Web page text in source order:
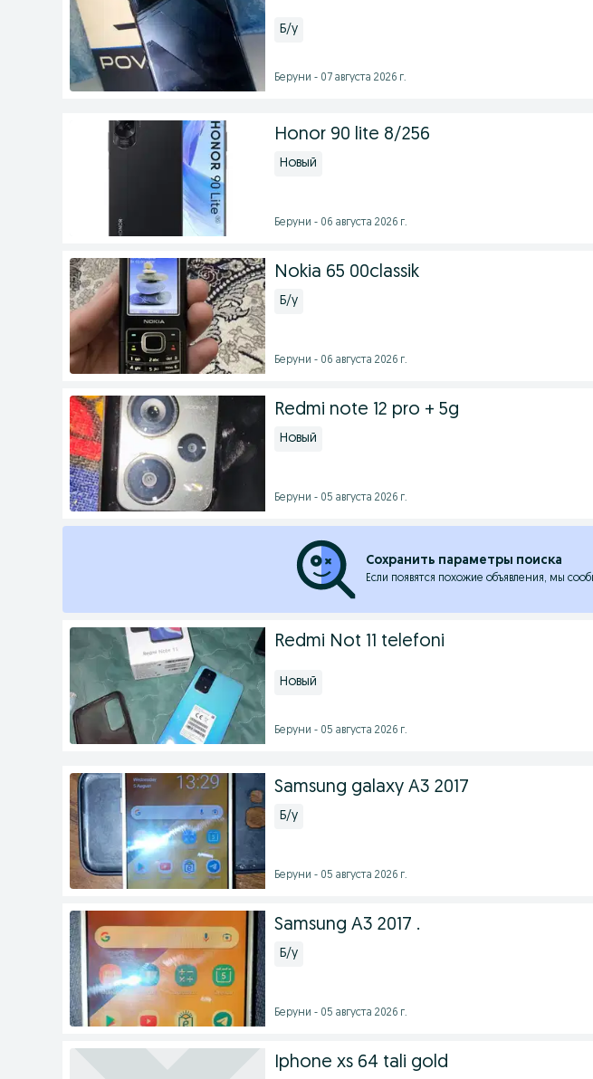
Б/у
Беруни - 07 августа 2026 г.
Honor 90 lite 8/256
Новый
Беруни - 06 августа 2026 г.
Nokia 65 00classik
Б/у
Беруни - 06 августа 2026 г.
Redmi note 12 pro + 5g
Новый
Беруни - 05 августа 2026 г.
Сохранить параметры поиска
Если появятся похожие объявления, мы
Redmi Not 11 telefoni
Новый
Беруни - 05 августа 2026 г.
Samsung galaxy A3 2017
Б/у
Беруни - 05 августа 2026 г.
Samsung A3 2017 .
Б/у
Беруни - 05 августа 2026 г.
Iphone xs 64 tali gold